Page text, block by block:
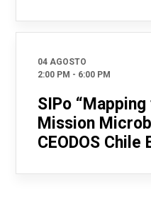
04 AGOSTO
2:00 PM - 6:00 PM
SIPo
Mission
CEODOS Chile